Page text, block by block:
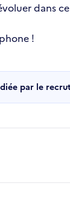
dans
!
par le